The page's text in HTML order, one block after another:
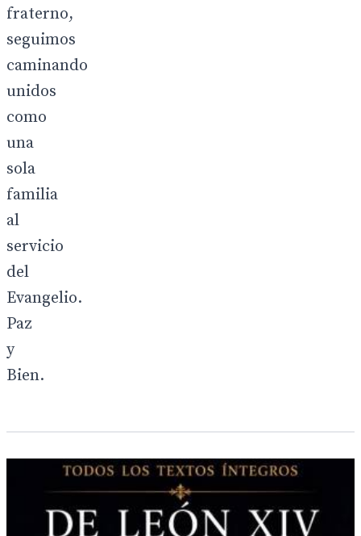
fraterno,
seguimos
caminando
unidos
como
una
sola
familia
al
servicio
del
Evangelio.
Paz
y
Bien.